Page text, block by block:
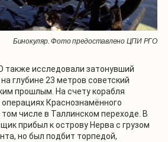
Бинокуляр. Фото предоставлено ЦПИ РГО
исследовали затонувший
глубине 23 метров советский
прошлым. На счету корабля
операциях Краснознамённого
числе в Таллинском переходе. В
прибыл к острову Нерва с грузом
но был подбит торпедой,